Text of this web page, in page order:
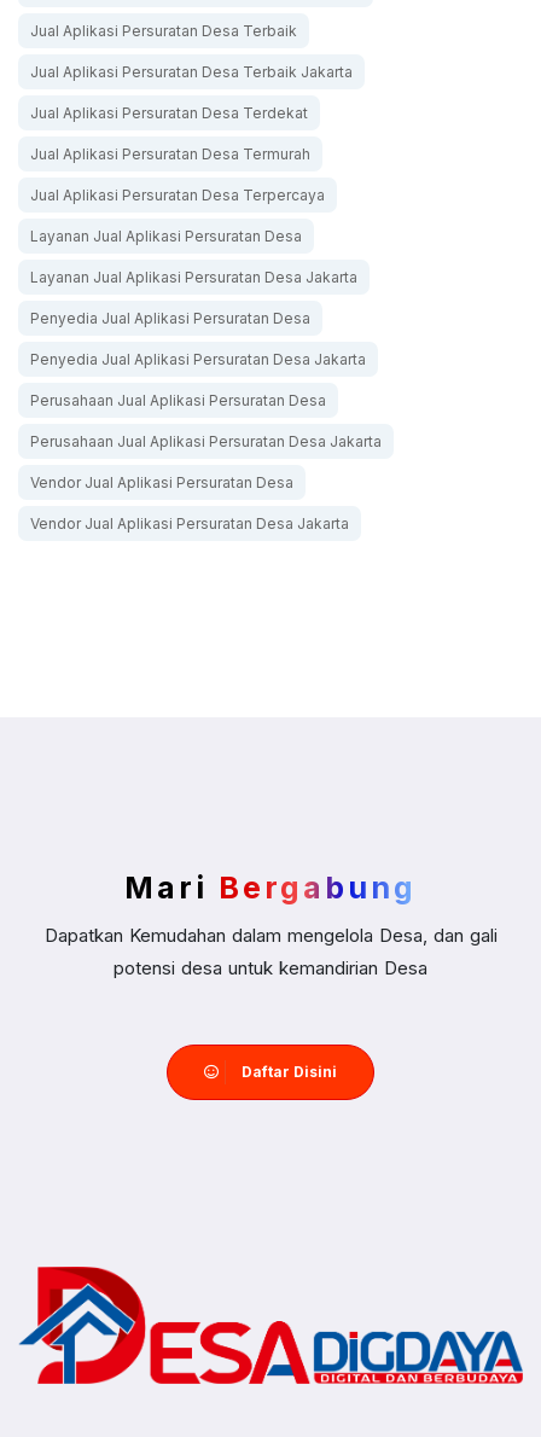
Jual Aplikasi Persuratan Desa Terbaik
Jual Aplikasi Persuratan Desa Terbaik Jakarta
Jual Aplikasi Persuratan Desa Terdekat
Jual Aplikasi Persuratan Desa Termurah
Jual Aplikasi Persuratan Desa Terpercaya
Layanan Jual Aplikasi Persuratan Desa
Layanan Jual Aplikasi Persuratan Desa Jakarta
Penyedia Jual Aplikasi Persuratan Desa
Penyedia Jual Aplikasi Persuratan Desa Jakarta
Perusahaan Jual Aplikasi Persuratan Desa
Perusahaan Jual Aplikasi Persuratan Desa Jakarta
Vendor Jual Aplikasi Persuratan Desa
Vendor Jual Aplikasi Persuratan Desa Jakarta
Mari Bergabung
Dapatkan Kemudahan dalam mengelola Desa, dan gali
potensi desa untuk kemandirian Desa
Daftar Disini